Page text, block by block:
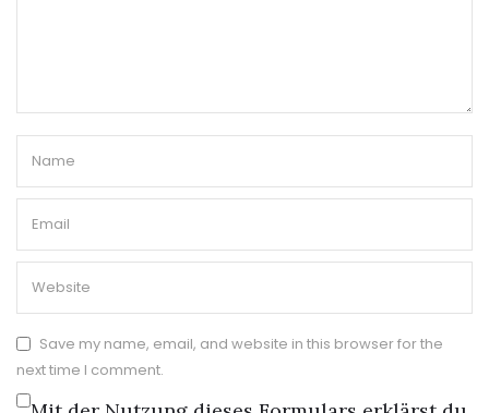
Save my name, email, and website in this browser for the
next time I comment.